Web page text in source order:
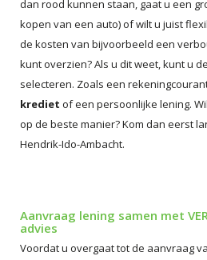
dan rood kunnen staan, gaat u een
kopen van een auto) of wilt u juist
de kosten van bijvoorbeeld een
kunt overzien? Als u dit weet, kunt u
selecteren. Zoals een
krediet of een persoonlijke lening.
op de beste manier? Kom dan eerst
Hendrik-Ido-Ambacht.
Aanvraag lening samen met
advies
Voordat u overgaat tot de aanvraag